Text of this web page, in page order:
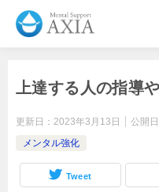
上達する人の指導
更新日： 2023年3月13日 公開日
メンタル強化
Tweet